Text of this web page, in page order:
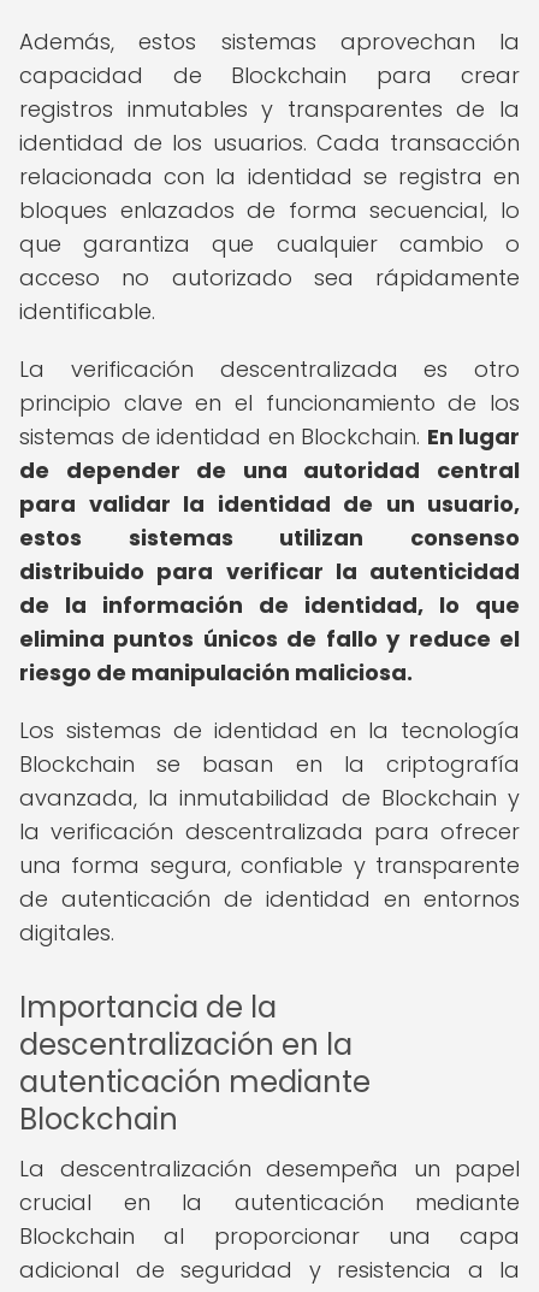
Además, estos sistemas aprovechan la
capacidad de Blockchain para crear
registros inmutables y transparentes de la
identidad de los usuarios. Cada transacción
relacionada con la identidad se registra en
bloques enlazados de forma secuencial, lo
que garantiza que cualquier cambio o
acceso no autorizado sea rápidamente
identificable.
La verificación descentralizada es otro
principio clave en el funcionamiento de los
sistemas de identidad en Blockchain. En lugar
de depender de una autoridad central
para validar la identidad de un usuario,
estos sistemas utilizan consenso
distribuido para verificar la autenticidad
de la información de identidad, lo que
elimina puntos únicos de fallo y reduce el
riesgo de manipulación maliciosa.
Los sistemas de identidad en la tecnología
Blockchain se basan en la criptografía
avanzada, la inmutabilidad de Blockchain y
la verificación descentralizada para ofrecer
una forma segura, confiable y transparente
de autenticación de identidad en entornos
digitales.
Importancia de la
descentralización en la
autenticación mediante
Blockchain
La descentralización desempeña un papel
crucial en la autenticación mediante
Blockchain al proporcionar una capa
adicional de seguridad y resistencia a la